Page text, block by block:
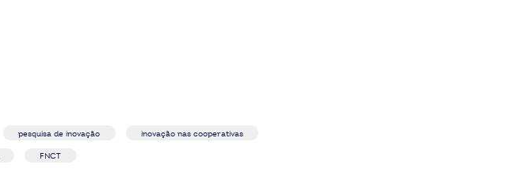
pesquisa de inovação inovação nas cooperativas
FNCT